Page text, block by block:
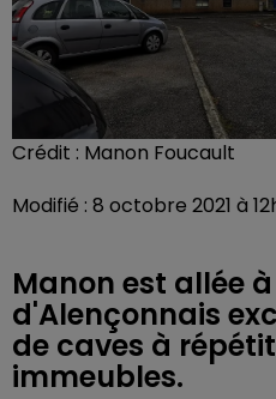
Crédit : Manon Foucault
Modifié : 8 octobre 2021 à
Manon est allée
d'Alençonnais
de caves à
immeubles.